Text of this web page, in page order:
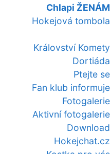
Chlapi ŽENÁM
Hokejová tombola
Království Komety
Dortiáda
Ptejte se
Fan klub informuje
Fotogalerie
Aktivní fotogalerie
Download
Hokejchat.cz